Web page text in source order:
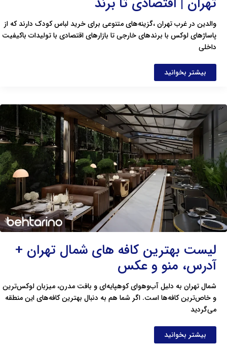
والدین در غرب تهران ،گزینه‌های متنوعی برای خرید لباس کودک دارند که از
پاساژهای لوکس با برندهای خارجی تا بازارهای اقتصادی با تولیدات باکیفیت
داخلی
بیشتر بخوانید
لیست بهترین کافه های شمال تهران +
آدرس، منو و عکس
شمال تهران به دلیل آب‌وهوای کوهپایه‌ای و بافت مدرن، میزبان لوکس‌ترین
و خاص‌ترین کافه‌ها است. اگر شما هم به دنبال بهترین کافه‌های این منطقه
می‌گردید
لیست
بهترین
کافه
های
شمال
تهران
آدرس،
منو
و
عکس
بیشتر بخوانید